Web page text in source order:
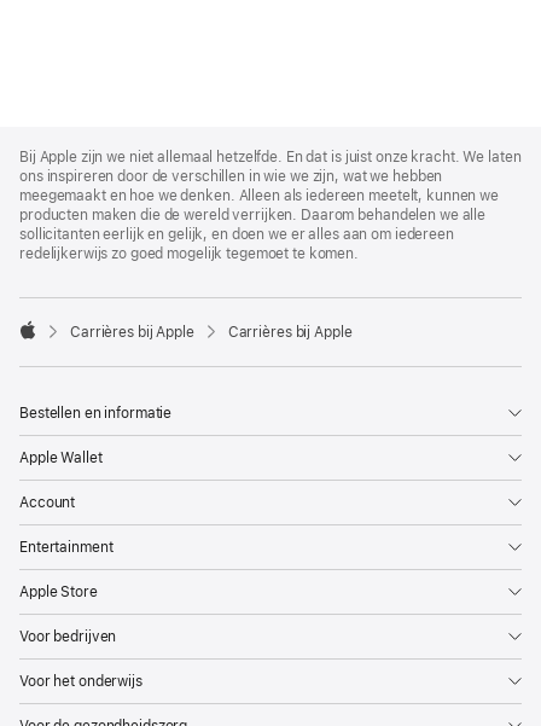
Footer
Bij Apple zijn we niet allemaal hetzelfde. En dat is juist onze kracht. We laten
ons inspireren door de verschillen in wie we zijn, wat we hebben
meegemaakt en hoe we denken. Alleen als iedereen meetelt, kunnen we
producten maken die de wereld verrijken. Daarom behandelen we alle
sollicitanten eerlijk en gelijk, en doen we er alles aan om iedereen
redelijkerwijs zo goed mogelijk tegemoet te komen.

Carrières bij Apple Carrières bij Apple
Bestellen en informatie
Apple Wallet
Account
Entertainment
Apple Store
Voor bedrijven
Voor het onderwijs